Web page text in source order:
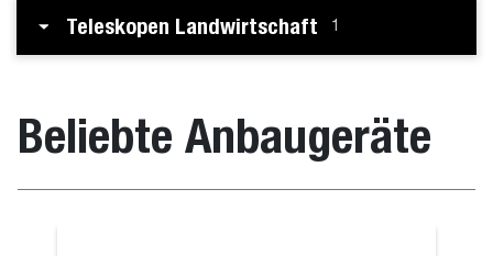
Teleskopen Landwirtschaft 1
Beliebte Anbaugeräte